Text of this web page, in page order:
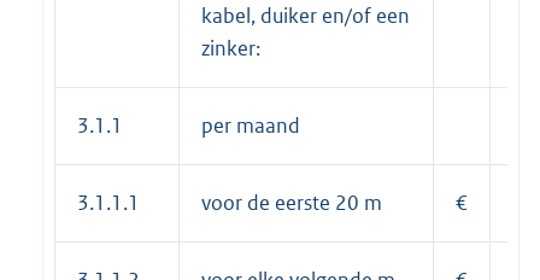
kabel, duiker en/of een
zinker:
3.1.1 per maand
3.1.1.1 voor de eerste 20 m €